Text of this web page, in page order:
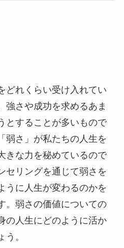
どれくらい受け入れてい
強さや成功を求めるあま
とすることが多いもので
弱さ」が私たちの人生を
きな力を秘めているので
セリングを通じて弱さを
うに人生が変わるのかを
。弱さの価値についての
の人生にどのように活か
。